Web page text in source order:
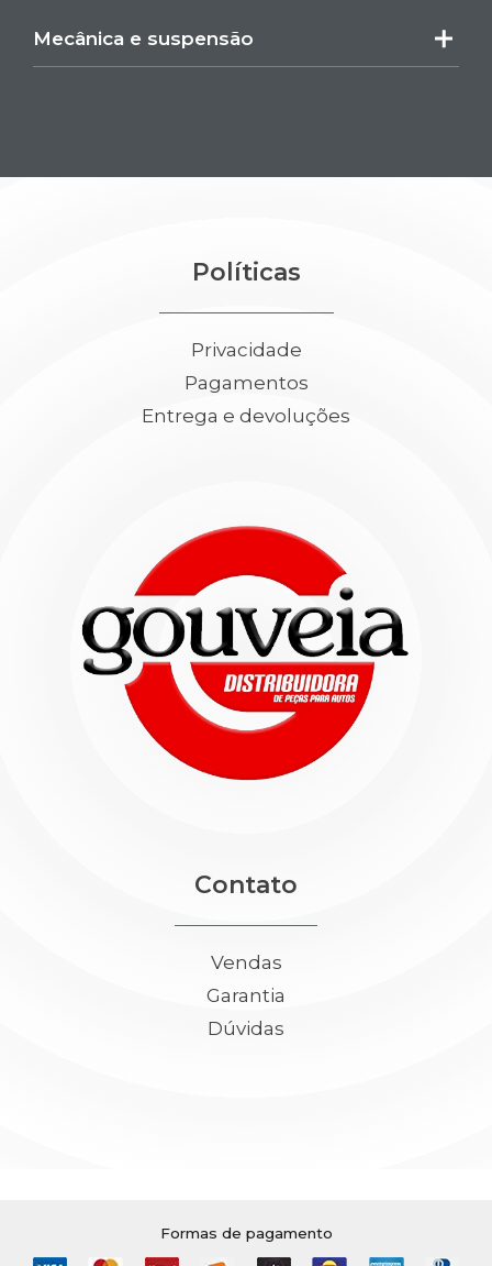
Mecânica e suspensão
Políticas
Privacidade
Pagamentos
Entrega e devoluções
Contato
Vendas
Garantia
Dúvidas
Formas de pagamento